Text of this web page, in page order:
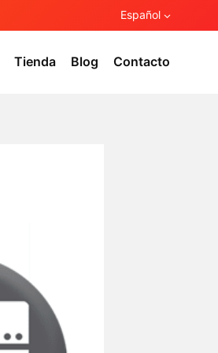
Español
Tienda Blog Contacto